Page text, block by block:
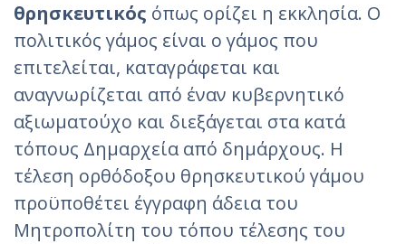
θρησκευτικός όπως ορίζει η εκκλησία. Ο
πολιτικός γάμος είναι ο γάμος που
επιτελείται, καταγράφεται και
αναγνωρίζεται από έναν κυβερνητικό
αξιωματούχο και διεξάγεται στα κατά
τόπους Δημαρχεία από δημάρχους. Η
τέλεση ορθόδοξου θρησκευτικού γάμου
προϋποθέτει έγγραφη άδεια του
Μητροπολίτη του τόπου τέλεσης του